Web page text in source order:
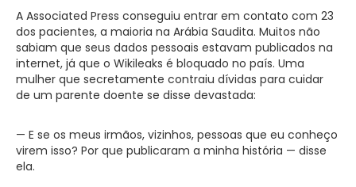
A Associated Press conseguiu entrar em contato com 23
dos pacientes, a maioria na Arábia Saudita. Muitos não
sabiam que seus dados pessoais estavam publicados na
internet, já que o Wikileaks é bloquado no país. Uma
mulher que secretamente contraiu dívidas para cuidar
de um parente doente se disse devastada:
— E se os meus irmãos, vizinhos, pessoas que eu conheço
virem isso? Por que publicaram a minha história — disse
ela.